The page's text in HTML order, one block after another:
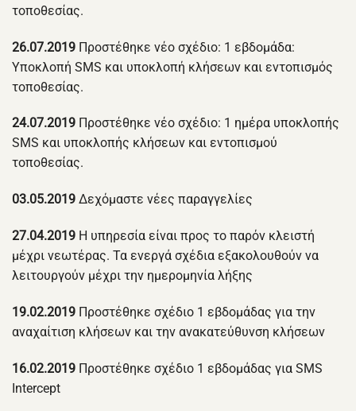
τοποθεσίας.
26.07.2019 Προστέθηκε νέο σχέδιο: 1 εβδομάδα:
Υποκλοπή SMS και υποκλοπή κλήσεων και εντοπισμός
τοποθεσίας.
24.07.2019 Προστέθηκε νέο σχέδιο: 1 ημέρα υποκλοπής
SMS και υποκλοπής κλήσεων και εντοπισμού
τοποθεσίας.
03.05.2019 Δεχόμαστε νέες παραγγελίες
27.04.2019 Η υπηρεσία είναι προς το παρόν κλειστή
μέχρι νεωτέρας. Τα ενεργά σχέδια εξακολουθούν να
λειτουργούν μέχρι την ημερομηνία λήξης
19.02.2019 Προστέθηκε σχέδιο 1 εβδομάδας για την
αναχαίτιση κλήσεων και την ανακατεύθυνση κλήσεων
16.02.2019 Προστέθηκε σχέδιο 1 εβδομάδας για SMS
Intercept